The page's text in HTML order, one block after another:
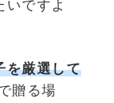
ですよ
を厳選して
贈る場